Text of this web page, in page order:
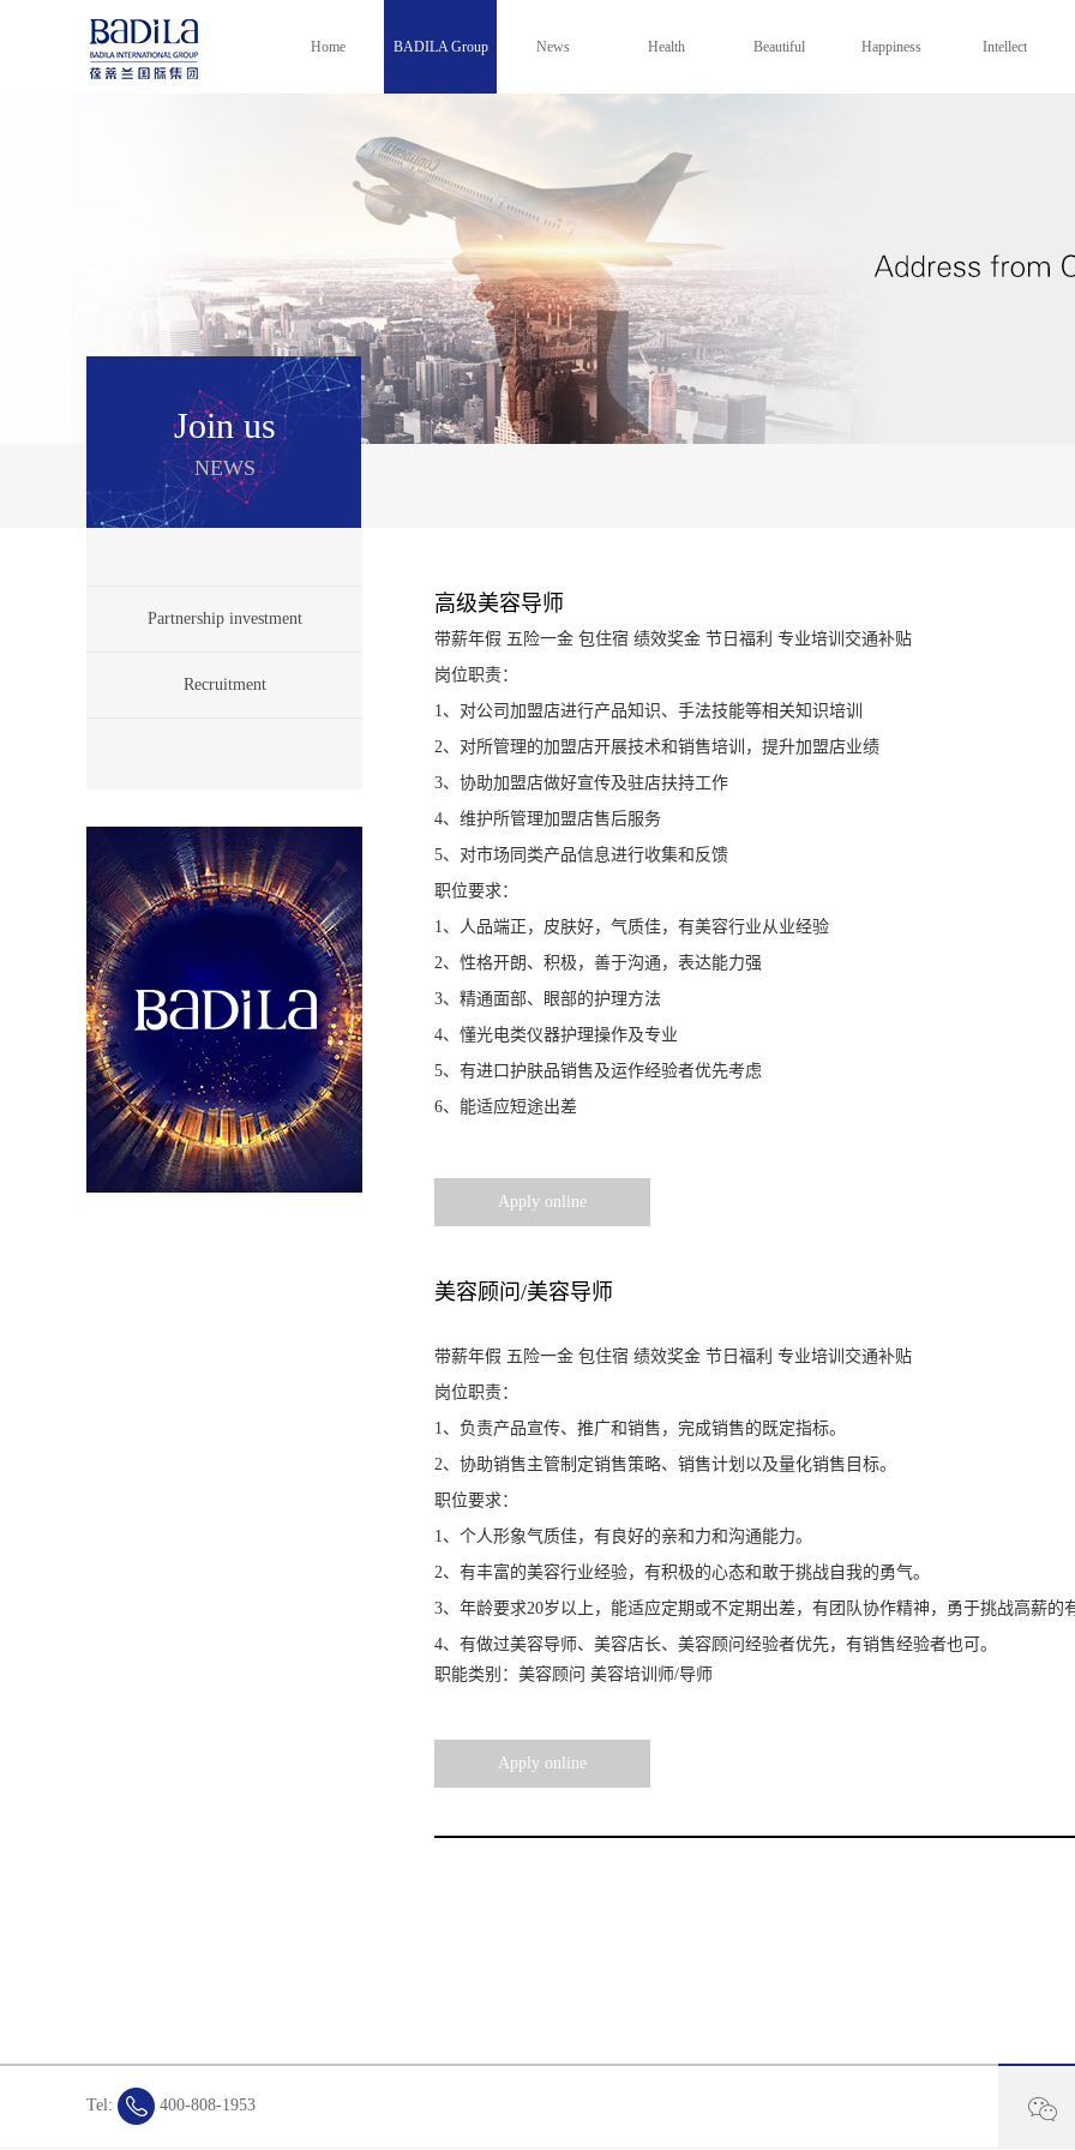
Home BADILA Group News Health Beautiful Happiness Intellect
Join us
NEWS
Partnership investment
Recruitment
高级美容导师
带薪年假 五险一金 包住宿 绩效奖金 节日福利 专业培训交通补贴
岗位职责：
1、对公司加盟店进行产品知识、手法技能等相关知识培训
2、对所管理的加盟店开展技术和销售培训，提升加盟店业绩
3、协助加盟店做好宣传及驻店扶持工作
4、维护所管理加盟店售后服务
5、对市场同类产品信息进行收集和反馈
职位要求：
1、人品端正，皮肤好，气质佳，有美容行业从业经验
2、性格开朗、积极，善于沟通，表达能力强
3、精通面部、眼部的护理方法
4、懂光电类仪器护理操作及专业
5、有进口护肤品销售及运作经验者优先考虑
6、能适应短途出差
Apply online
美容顾问/美容导师
带薪年假 五险一金 包住宿 绩效奖金 节日福利 专业培训交通补贴
岗位职责：
1、负责产品宣传、推广和销售，完成销售的既定指标。
2、协助销售主管制定销售策略、销售计划以及量化销售目标。
职位要求：
1、个人形象气质佳，有良好的亲和力和沟通能力。
2、有丰富的美容行业经验，有积极的心态和敢于挑战自我的勇气。
3、年龄要求20岁以上，能适应定期或不定期出差，有团队协作精神，勇于挑战高薪的
4、有做过美容导师、美容店长、美容顾问经验者优先，有销售经验者也可。
职能类别： 美容顾问 美容培训师/导师
Apply online
Tel: 400-808-1953